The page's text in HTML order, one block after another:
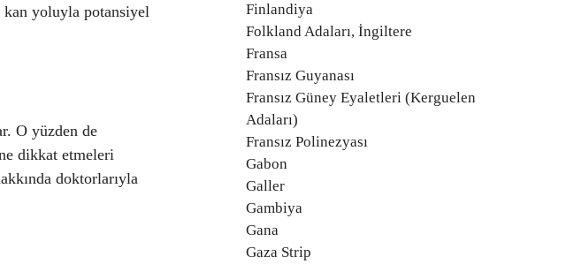
kan yoluyla potansiyel
O yüzden de
dikkat etmeleri
doktorlarıyla
Finlandiya
Folkland Adaları, İngiltere
Fransa
Fransız Guyanası
Fransız Güney Eyaletleri (Kerguelen
Adaları)
Fransız Polinezyası
Gabon
Galler
Gambiya
Gana
Gaza Strip